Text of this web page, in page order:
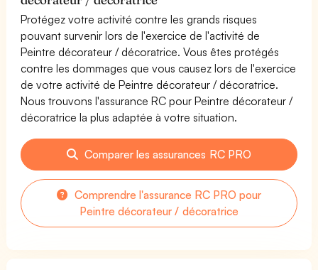
Protégez votre activité contre les grands risques
pouvant survenir lors de l'exercice de l'activité de
Peintre décorateur / décoratrice. Vous êtes protégés
contre les dommages que vous causez lors de l'exercice
de votre activité de Peintre décorateur / décoratrice.
Nous trouvons l'assurance RC pour Peintre décorateur /
décoratrice la plus adaptée à votre situation.
Comparer les assurances RC PRO
Comprendre l'assurance RC PRO pour
Peintre décorateur / décoratrice